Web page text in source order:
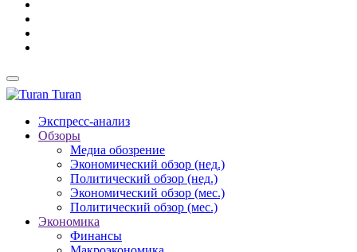
Turan
Экспресс-анализ
Обзоры
Медиа обозрение
Экономический обзор (нед.)
Политический обзор (нед.)
Экономический обзор (мес.)
Политический обзор (мес.)
Экономика
Финансы